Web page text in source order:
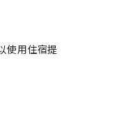
使用住宿提